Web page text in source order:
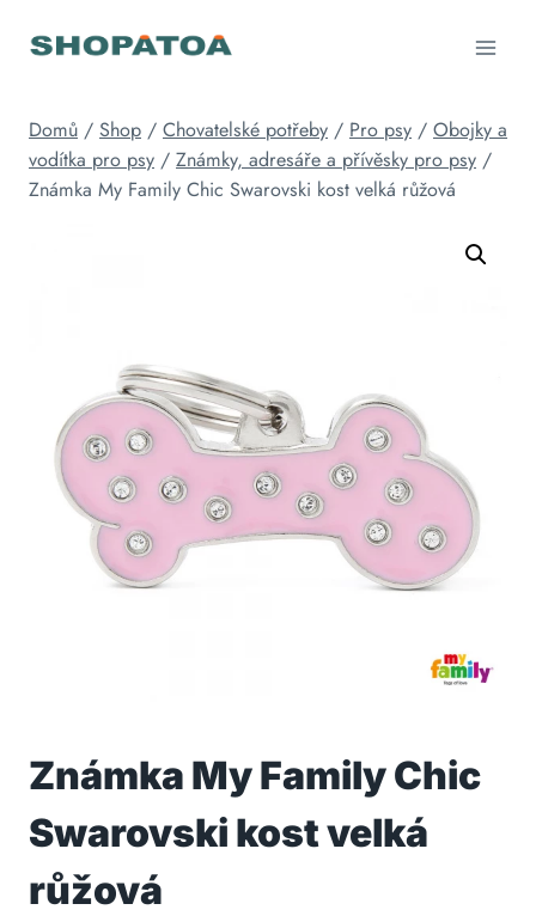
Domů / Shop / Chovatelské potřeby / Pro psy / Obojky a
vodítka pro psy / Známky, adresáře a přívěsky pro psy /
Známka My Family Chic Swarovski kost velká růžová
Známka My Family Chic
Swarovski kost velká
růžová